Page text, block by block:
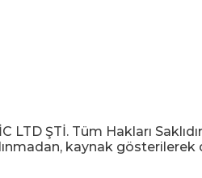
LTD ŞTİ. Tüm Hakları
kaynak